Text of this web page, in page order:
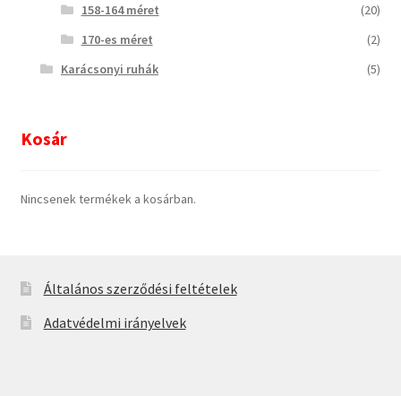
158-164 méret
(20)
170-es méret
(2)
Karácsonyi ruhák
(5)
Kosár
Nincsenek termékek a kosárban.
Általános szerződési feltételek
Adatvédelmi irányelvek